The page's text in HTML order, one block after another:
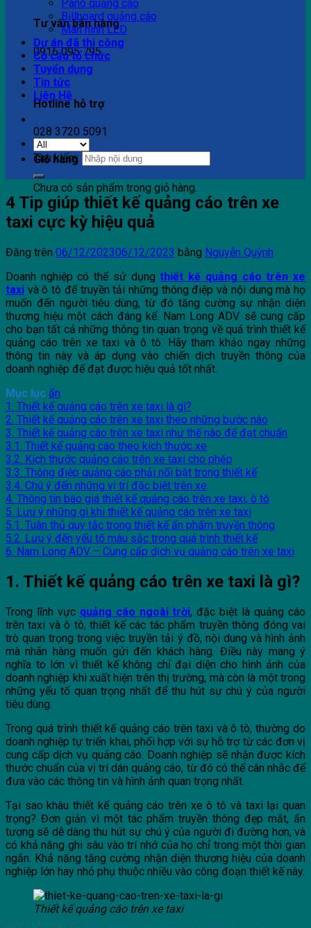
Tư vấn bán hàng
0916 095 795
Hotline hỗ trợ
028 3720 5091
Giỏ hàng
Chưa có sản phẩm trong giỏ hàng.
Pano quảng cáo
Billboard quảng cáo
Màn hình LED
Dự án đã thi công
Cơ cấu tổ chức
Tuyển dụng
Tin tức
Liên Hệ
Tìm kiếm:
4 Tip giúp thiết kế quảng cáo trên xe
taxi cực kỳ hiệu quả
Đăng trên 06/12/202306/12/2023 bằng Nguyễn Quỳnh
Doanh nghiệp có thể sử dụngthiết kế quảng cáo trên xe
taxi và ô tô để truyền tải những thông điệp và nội dung mà họ
muốn đến người tiêu dùng, từ đó tăng cường sự nhận diện
thương hiệu một cách đáng kể. Nam Long ADV sẽ cung cấp
cho bạn tất cả những thông tin quan trọng về quá trình thiết kế
quảng cáo trên xe taxi và ô tô. Hãy tham khảo ngay những
thông tin này và áp dụng vào chiến dịch truyền thông của
doanh nghiệp để đạt được hiệu quả tốt nhất.
Mục lục ẩn
1. Thiết kế quảng cáo trên xe taxi là gì?
2. Thiết kế quảng cáo trên xe taxi theo những bước nào
3. Thiết kế quảng cáo trên xe taxi như thế nào để đạt chuẩn
3.1. Thiết kế quảng cáo theo kích thước xe
3.2. Kích thước quảng cáo trên xe taxi cho phép
3.3. Thông điệp quảng cáo phải nổi bật trong thiết kế
3.4. Chú ý đến những vị trí đặc biệt trên xe
4. Thông tin báo giá thiết kế quảng cáo trên xe taxi, ô tô
5. Lưu ý những gì khi thiết kế quảng cáo trên xe taxi
5.1. Tuân thủ quy tắc trong thiết kế ấn phẩm truyền thông
5.2. Lưu ý đến yếu tố màu sắc trong quá trình thiết kế
6. Nam Long ADV – Cung cấp dịch vụ quảng cáo trên xe taxi
1. Thiết kế quảng cáo trên xe taxi là gì?
Trong lĩnh vực quảng cáo ngoài trời, đặc biệt là quảng cáo
trên taxi và ô tô, thiết kế các tác phẩm truyền thông đóng vai
trò quan trọng trong việc truyền tải ý đồ, nội dung và hình ảnh
mà nhãn hàng muốn gửi đến khách hàng. Điều này mang ý
nghĩa to lớn vì thiết kế không chỉ đại diện cho hình ảnh của
doanh nghiệp khi xuất hiện trên thị trường, mà còn là một trong
những yếu tố quan trọng nhất để thu hút sự chú ý của người
tiêu dùng.
Trong quá trình thiết kế quảng cáo trên taxi và ô tô, thường do
doanh nghiệp tự triển khai, phối hợp với sự hỗ trợ từ các đơn vị
cung cấp dịch vụ quảng cáo. Doanh nghiệp sẽ nhận được kích
thước chuẩn của vị trí dán quảng cáo, từ đó có thể cân nhắc để
đưa vào các thông tin và hình ảnh quan trọng nhất.
Tại sao khâu thiết kế quảng cáo trên xe ô tô và taxi lại quan
trọng? Đơn giản vì một tác phẩm truyền thông đẹp mắt, ấn
tượng sẽ dễ dàng thu hút sự chú ý của người đi đường hơn, và
có khả năng ghi sâu vào trí nhớ của họ chỉ trong một thời gian
ngắn. Khả năng tăng cường nhận diện thương hiệu của doanh
nghiệp lớn hay nhỏ phụ thuộc nhiều vào công đoạn thiết kế này.
Thiết kế quảng cáo trên xe taxi